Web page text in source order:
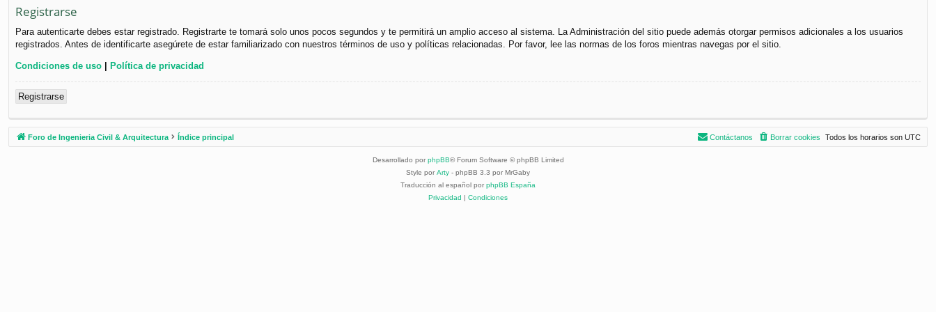
Registrarse
Para autenticarte debes estar registrado. Registrarte te tomará solo unos pocos segundos y te permitirá un amplio acceso al sistema. La Administración del sitio puede además otorgar permisos adicionales a los usuarios
registrados. Antes de identificarte asegúrete de estar familiarizado con nuestros términos de uso y políticas relacionadas. Por favor, lee las normas de los foros mientras navegas por el sitio.
Condiciones de uso | Política de privacidad
Registrarse
Foro de Ingenieria Civil & Arquitectura Índice principal Todos los horarios son UTC
Borrar cookies
Contáctanos
Desarrollado por phpBB® Forum Software © phpBB Limited
Style por Arty - phpBB 3.3 por MrGaby
Traducción al español por phpBB España
Privacidad | Condiciones